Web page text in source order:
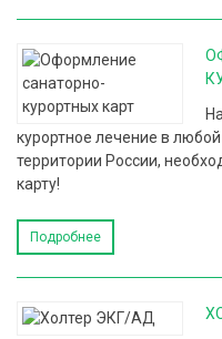
курортное лечение в
территории России,
карту!
Подробнее